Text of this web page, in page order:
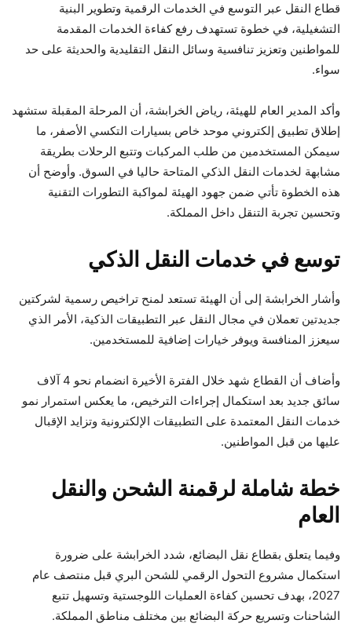
قطاع النقل عبر التوسع في الخدمات الرقمية وتطوير البنية
التشغيلية، في خطوة تستهدف رفع كفاءة الخدمات المقدمة
للمواطنين وتعزيز تنافسية وسائل النقل التقليدية والحديثة على حد
سواء.
وأكد المدير العام للهيئة، رياض الخرابشة، أن المرحلة المقبلة ستشهد
إطلاق تطبيق إلكتروني موحد خاص بسيارات التكسي الأصفر، ما
سيمكن المستخدمين من طلب المركبات وتتبع الرحلات بطريقة
مشابهة لخدمات النقل الذكي المتاحة حاليا في السوق. وأوضح أن
هذه الخطوة تأتي ضمن جهود الهيئة لمواكبة التطورات التقنية
وتحسين تجربة التنقل داخل المملكة.
توسع في خدمات النقل الذكي
وأشار الخرابشة إلى أن الهيئة تستعد لمنح تراخيص رسمية لشركتين
جديدتين تعملان في مجال النقل عبر التطبيقات الذكية، الأمر الذي
سيعزز المنافسة ويوفر خيارات إضافية للمستخدمين.
وأضاف أن القطاع شهد خلال الفترة الأخيرة انضمام نحو 4 آلاف
سائق جديد بعد استكمال إجراءات الترخيص، ما يعكس استمرار نمو
خدمات النقل المعتمدة على التطبيقات الإلكترونية وتزايد الإقبال
عليها من قبل المواطنين.
خطة شاملة لرقمنة الشحن والنقل
العام
وفيما يتعلق بقطاع نقل البضائع، شدد الخرابشة على ضرورة
استكمال مشروع التحول الرقمي للشحن البري قبل منتصف عام
2027، بهدف تحسين كفاءة العمليات اللوجستية وتسهيل تتبع
الشاحنات وتسريع حركة البضائع بين مختلف مناطق المملكة.